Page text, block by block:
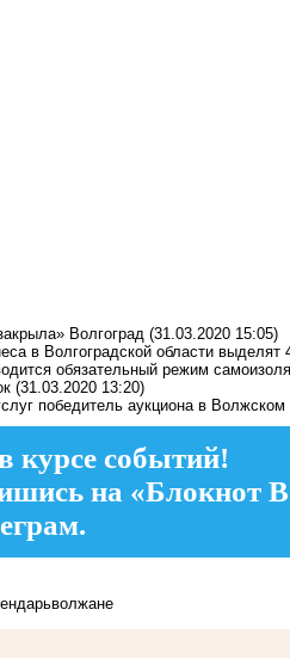
Волгоград (31.03.2020 15:05)
в Волгоградской области выделят
обязательный режим
(31.03.2020 13:20)
победитель аукциона в Волжском
курсе событий!
на «Блокнот
волжане